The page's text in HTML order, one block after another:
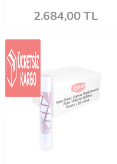
2.684,00TL